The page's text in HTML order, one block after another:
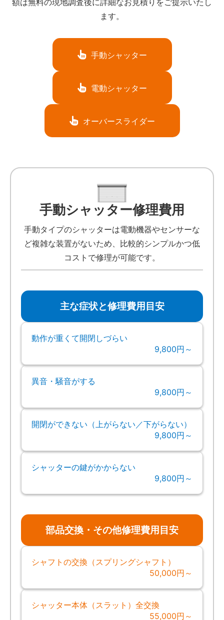
ます。
手動シャッター
電動シャッター
オーバースライダー
手動シャッター修理費用
手動タイプのシャッターは電動機器やセンサーな
ど複雑な装置がないため、比較的シンプルかつ低
コストで修理が可能です。
主な症状と修理費用目安
動作が重くて開閉しづらい
9,800円～
異音・騒音がする
9,800円～
開閉ができない（上がらない／下がらない）
9,800円～
シャッターの鍵がかからない
9,800円～
部品交換・その他修理費用目安
シャフトの交換（スプリングシャフト）
50,000円～
シャッター本体（スラット）全交換
55,000円～